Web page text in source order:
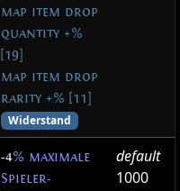
map item drop
quantity +%
[19]
map item drop
rarity +% [11]
Widerstand
-4% maximale
Spieler-
default
1000